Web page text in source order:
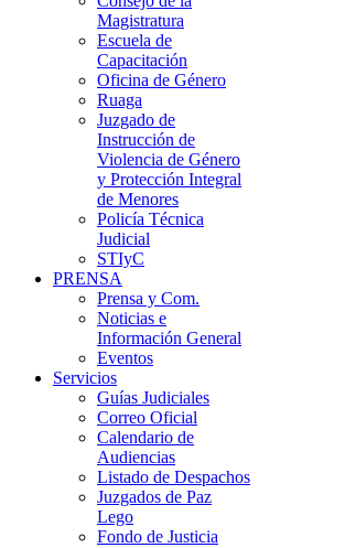
Magistratura
Escuela de
Capacitación
Oficina de Género
Ruaga
Juzgado de
Instrucción de
Violencia de Género
y Protección Integral
de Menores
Policía Técnica
Judicial
STIyC
PRENSA
Prensa y Com.
Noticias e
Información General
Eventos
Servicios
Guías Judiciales
Correo Oficial
Calendario de
Audiencias
Listado de Despachos
Juzgados de Paz
Lego
Fondo de Justicia